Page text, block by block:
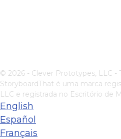
© 2026 - Clever Prototypes, LLC -
StoryboardThat é uma marca
LLC e registrada no Escritório de
English
Español
Français